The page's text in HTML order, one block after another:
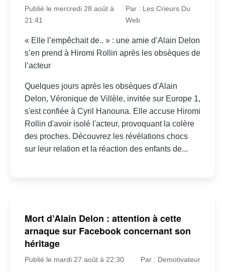
Publié le mercredi 28 août à
21:41
Par : Les Crieurs Du
Web
« Elle l’empêchait de.. » : une amie d’Alain Delon
s’en prend à Hiromi Rollin après les obsèques de
l’acteur
Quelques jours après les obsèques d'Alain
Delon, Véronique de Villèle, invitée sur Europe 1,
s'est confiée à Cyril Hanouna. Elle accuse Hiromi
Rollin d'avoir isolé l'acteur, provoquant la colère
des proches. Découvrez les révélations chocs
sur leur relation et la réaction des enfants de...
Mort d’Alain Delon : attention à cette
arnaque sur Facebook concernant son
héritage
Publié le mardi 27 août à 22:30 Par : Demotivateur